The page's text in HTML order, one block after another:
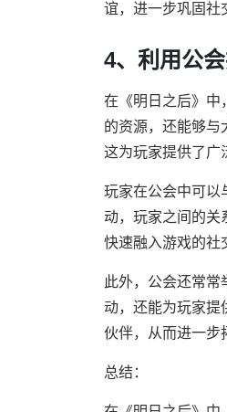
谊，进一步巩固社
4、利用公
在《明日之后》中
的资源，还能够与
这为玩家提供了广
玩家在公会中可以
动，玩家之间的关
快速融入游戏的社
此外，公会还常
动，还能为玩家提
伙伴，从而进一步
总结：